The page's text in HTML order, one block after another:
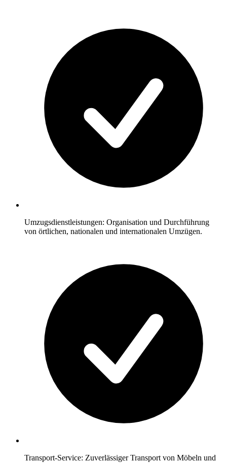
Umzugsdienstleistungen: Organisation und Durchführung
von örtlichen, nationalen und internationalen Umzügen.
Transport-Service: Zuverlässiger Transport von Möbeln und